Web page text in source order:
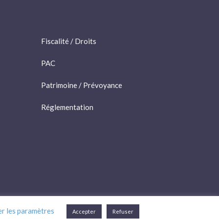
Fiscalité / Droits
PAC
Patrimoine / Prévoyance
Réglementation
les paramètres Accepter Refuser